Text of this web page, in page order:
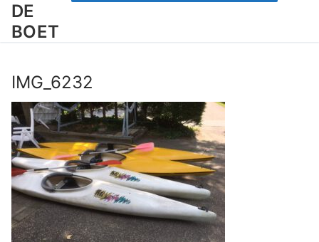
DE
BOET
IMG_6232